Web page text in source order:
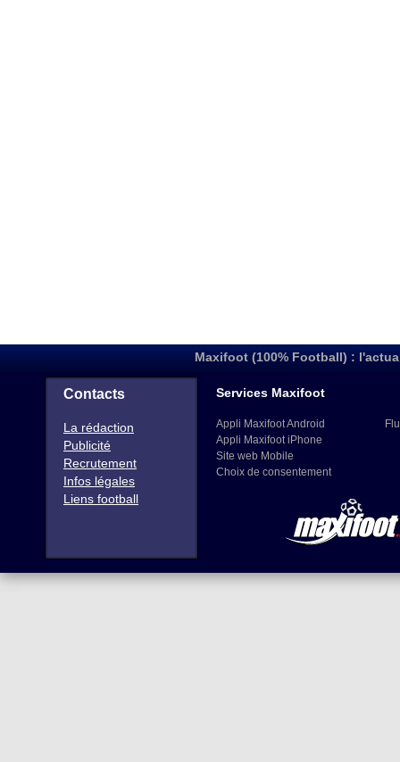
Maxifoot (100% Football) :
Contacts
La rédaction
Publicité
Recrutement
Infos légales
Liens football
Services Maxifoot
Appli Maxifoot Android
Appli Maxifoot iPhone
Site web Mobile
Choix de consentement